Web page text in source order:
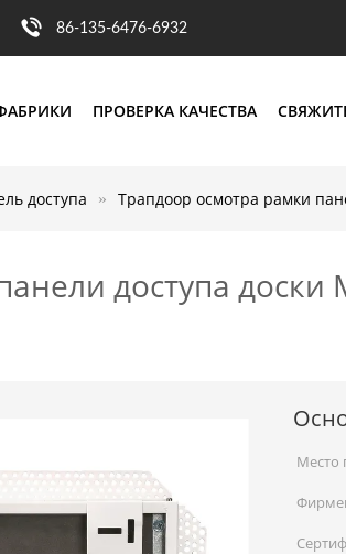
86-135-6476-6932
ПРОВЕРКА КАЧЕСТВА
доступа Трапдоор осмотра рамки
доступа
Место